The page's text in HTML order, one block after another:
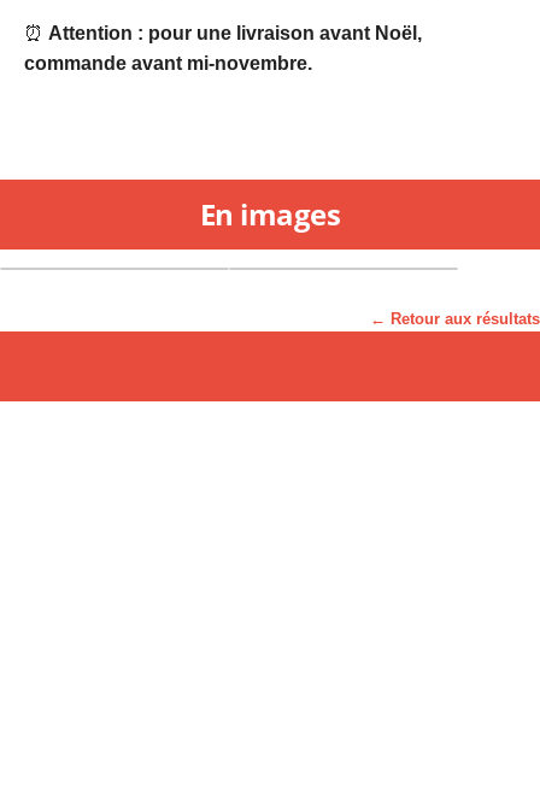
⏰ Attention : pour une livraison avant Noël,
commande avant mi-novembre.
En images
← Retour aux résultats